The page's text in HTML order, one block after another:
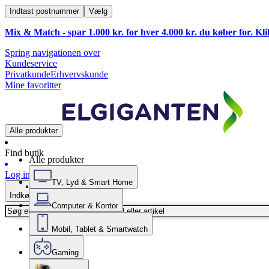
Indtast postnummer Vælg
Mix & Match - spar 1.000 kr. for hver 4.000 kr. du køber for.
Spring navigationen over
Kundeservice
PrivatkundeErhvervskunde
Mine favoritter
Alle produkter
Find butik
Log ind
Indkøbskurv
Alle produkter
TV, Lyd & Smart Home
Computer & Kontor
Mobil, Tablet & Smartwatch
Gaming